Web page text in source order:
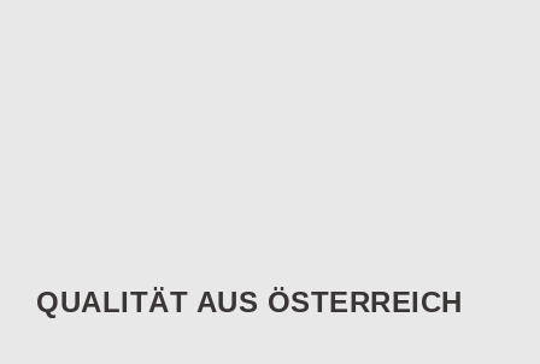
QUALITÄT AUS ÖSTERREICH